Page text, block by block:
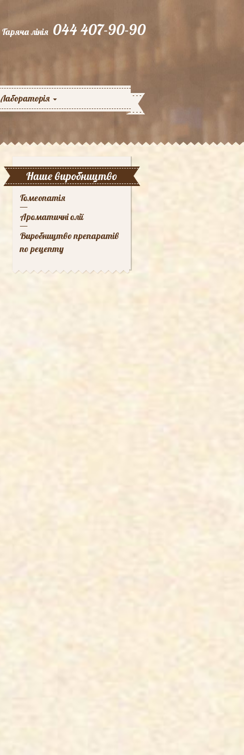
Гаряча лінія 044 407-90-90
Лабораторія
Наше виробництво
Гомеопатія
Ароматичні олії
Виробництво препаратів
по рецепту